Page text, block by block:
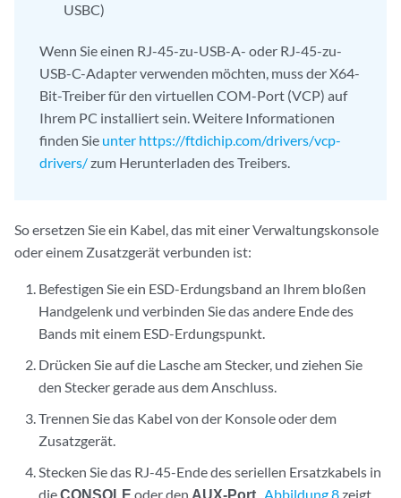
USBC)
Wenn Sie einen RJ-45-zu-USB-A- oder RJ-45-zu-
USB-C-Adapter verwenden möchten, muss der X64-
Bit-Treiber für den virtuellen COM-Port (VCP) auf
Ihrem PC installiert sein. Weitere Informationen
finden Sie unter https://ftdichip.com/drivers/vcp-
drivers/zum Herunterladen des Treibers.
So ersetzen Sie ein Kabel, das mit einer Verwaltungskonsole
oder einem Zusatzgerät verbunden ist:
Befestigen Sie ein ESD-Erdungsband an Ihrem bloßen
Handgelenk und verbinden Sie das andere Ende des
Bands mit einem ESD-Erdungspunkt.
Drücken Sie auf die Lasche am Stecker, und ziehen Sie
den Stecker gerade aus dem Anschluss.
Trennen Sie das Kabel von der Konsole oder dem
Zusatzgerät.
Stecken Sie das RJ-45-Ende des seriellen Ersatzkabels in
dieCONSOLE oder den AUX-Port .Abbildung 8zeigt